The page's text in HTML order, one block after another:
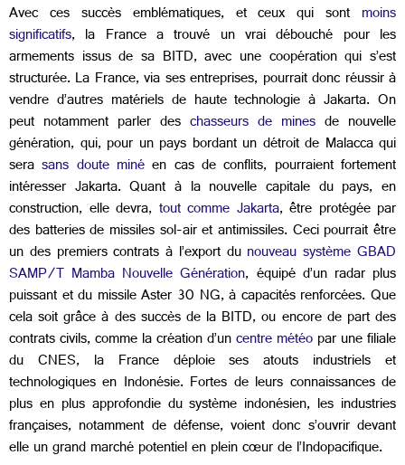
Avec ces succès emblématiques, et ceux qui sont moins
significatifs, la France a trouvé un vrai débouché pour les
armements issus de sa BITD, avec une coopération qui s’est
structurée. La France, via ses entreprises, pourrait donc réussir à
vendre d’autres matériels de haute technologie à Jakarta. On
peut notamment parler des chasseurs de mines de nouvelle
génération, qui, pour un pays bordant un détroit de Malacca qui
serasans doute miné en cas de conflits, pourraient fortement
intéresser Jakarta. Quant à la nouvelle capitale du pays, en
construction, elle devra, tout comme Jakarta, être protégée par
des batteries de missiles sol-air et antimissiles. Ceci pourrait être
un des premiers contrats à l’export du nouveau système GBAD
SAMP/T Mamba Nouvelle Génération, équipé d’un radar plus
puissant et du missile Aster 30 NG, à capacités renforcées. Que
cela soit grâce à des succès de la BITD, ou encore de part des
contrats civils, comme la création d’uncentre météopar une filiale
du CNES, la France déploie ses atouts industriels et
technologiques en Indonésie. Fortes de leurs connaissances de
plus en plus approfondie du système indonésien, les industries
françaises, notamment de défense, voient donc s’ouvrir devant
elle un grand marché potentiel en plein cœur de l’Indopacifique.